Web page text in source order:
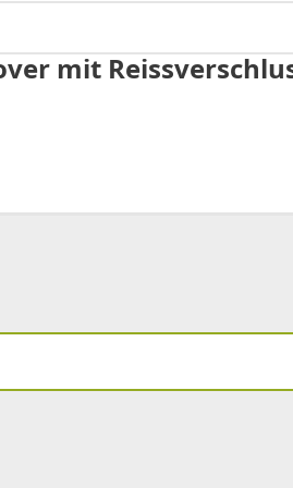
mit